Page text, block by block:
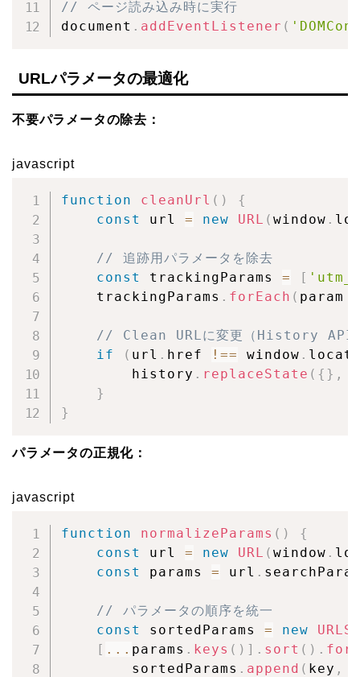
// ページ読み込み時に実行
document . addEventListener (
URLパラメータの最適化
不要パラメータの除去：
javascript
function cleanUrl ( )
{
const
url = new URL ( window .
// 追跡用パラメータを除去
const
trackingParams = [
    trackingParams
. forEach ( param
// Clean URLに変更（History API
if
( url . href !== window .
        history
. replaceState ( { } ,
}
}
パラメータの正規化：
javascript
function normalizeParams ( )
{
const
url = new URL ( window .
const
params = url .
// パラメータの順序を統一
const
sortedParams = new
[ ... params . keys ( ) ] . sort ( ) .
        sortedParams
. append ( key ,